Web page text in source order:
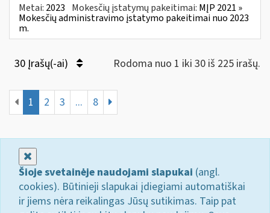
Metai: 2023 Mokesčių įstatymų pakeitimai: MĮP 2021 »
Mokesčių administravimo įstatymo pakeitimai nuo 2023
m.
30 Įrašų(-ai) Rodoma nuo 1 iki 30 iš 225 irašų.
1 2 3 ... 8
Šioje svetainėje naudojami slapukai (angl.
cookies). Būtinieji slapukai įdiegiami automatiškai
ir jiems nėra reikalingas Jūsų sutikimas. Taip pat